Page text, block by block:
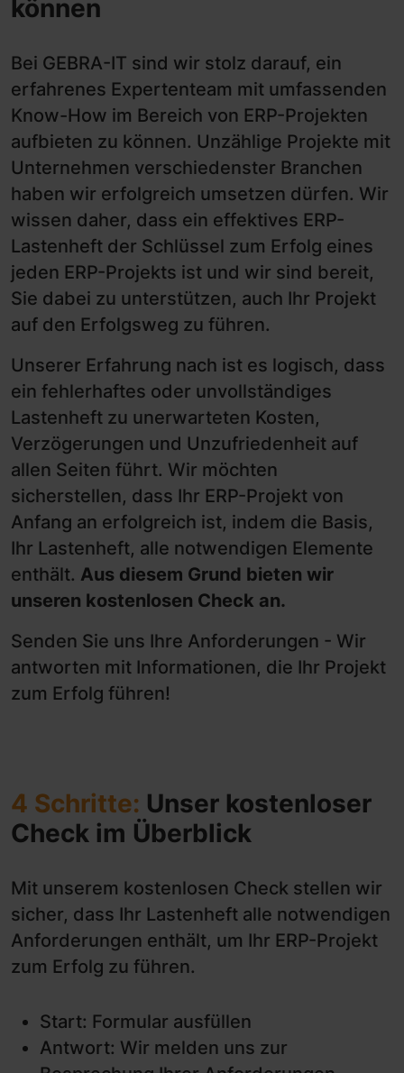
können
Bei GEBRA-IT sind wir stolz darauf, ein
erfahrenes Expertenteam mit umfassenden
Know-How im Bereich von ERP-Projekten
aufbieten zu können. Unzählige Projekte mit
Unternehmen verschiedenster Branchen
haben wir erfolgreich umsetzen dürfen. Wir
wissen daher, dass ein effektives ERP-
Lastenheft der Schlüssel zum Erfolg eines
jeden ERP-Projekts ist und wir sind bereit,
Sie dabei zu unterstützen, auch Ihr Projekt
auf den Erfolgsweg zu führen.
Unserer Erfahrung nach ist es logisch, dass
ein fehlerhaftes oder unvollständiges
Lastenheft zu unerwarteten Kosten,
Verzögerungen und Unzufriedenheit auf
allen Seiten führt. Wir möchten
sicherstellen, dass Ihr ERP-Projekt von
Anfang an erfolgreich ist, indem die Basis,
Ihr Lastenheft, alle notwendigen Elemente
enthält. Aus diesem Grund bieten wir
unseren kostenlosen Check an.
Senden Sie uns Ihre Anforderungen - Wir
antworten mit Informationen, die Ihr Projekt
zum Erfolg führen!
4 Schritte: Unser kostenloser
Check im Überblick
Mit unserem kostenlosen Check stellen wir
sicher, dass Ihr Lastenheft alle notwendigen
Anforderungen enthält, um Ihr ERP-Projekt
zum Erfolg zu führen.
Start: Formular ausfüllen
Antwort: Wir melden uns zur